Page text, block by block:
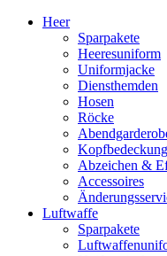
Heer
Sparpakete
Heeresuniform
Uniformjacke
Diensthemden
Hosen
Röcke
Abzeichen &
Accessoires
Luftwaffe
Sparpakete